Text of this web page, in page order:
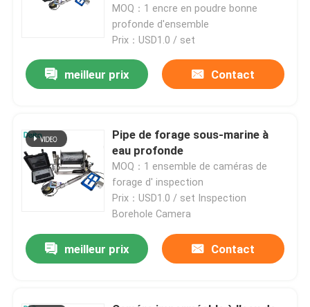
câble et la caméra
MOQ：1 encre en poudre bonne
profonde d'ensemble
Prix：USD1.0 / set
meilleur prix Contact
Pipe de forage sous-marine à
eau profonde
MOQ：1 ensemble de caméras de
forage d' inspection
Prix：USD1.0 / set Inspection
Borehole Camera
meilleur prix Contact